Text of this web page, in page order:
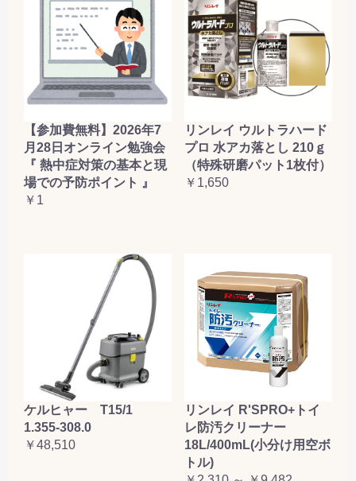
【参加費無料】2026年7
月28日オンライン勉強会
『 熱中症対策の基本と現
場での予防ポイント 』
￥1
リンレイ ウルトラハード
プロ 水アカ落とし 210ｇ
（特殊研磨パット1枚付）
￥1,650
ケルヒャー T15/1
1.355-308.0
￥48,510
リンレイ R'SPRO+トイ
レ防汚クリーナー
18L/400mL(小分け用空ボ
トル)